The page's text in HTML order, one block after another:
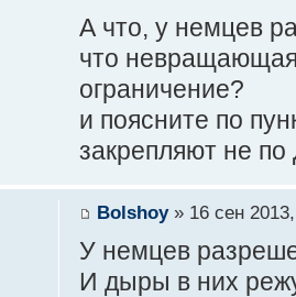
А что, у немцев
что
ограничение?
и поясните по
закрепляют не
Bolshoy» 16 сен
У немцев
И дыры в них